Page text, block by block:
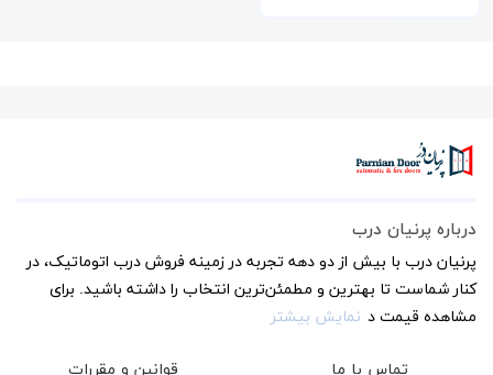
درباره پرنیان درب
پرنیان درب با بیش از دو دهه تجربه در زمینه فروش درب اتوماتیک، در
کنار شماست تا بهترین و مطمئن‌ترین انتخاب را داشته باشید. برای
مشاهده قیمت د نمایش بیشتر
تماس با ما قوانین و مقررات